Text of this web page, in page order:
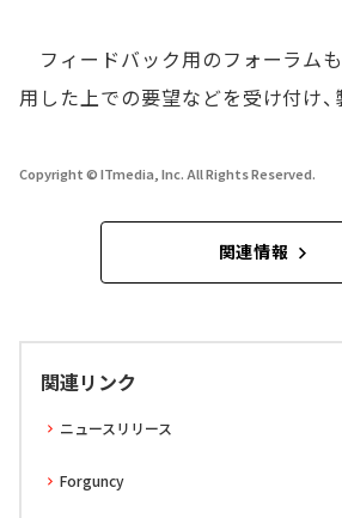
フィードバック用のフォーラム
用した上での要望などを受け付け、
Copyright © ITmedia, Inc. All Rights Reserved.
関連情報
関連リンク
ニュースリリース
Forguncy